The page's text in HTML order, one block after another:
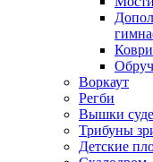
Воркаут
Регби
Вышки
Трибуны
Детские